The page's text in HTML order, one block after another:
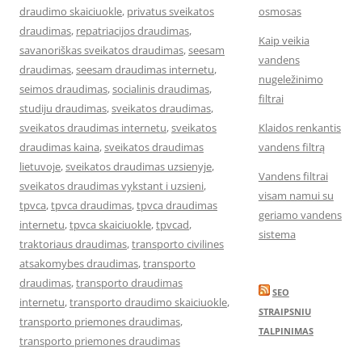
draudimo skaiciuokle, privatus sveikatos
draudimas, repatriacijos draudimas,
savanoriškas sveikatos draudimas,seesam
draudimas,seesam draudimas internetu,
seimos draudimas,socialinis draudimas,
studiju draudimas,sveikatos draudimas,
sveikatos draudimas internetu,sveikatos
draudimas kaina,sveikatos draudimas
lietuvoje,sveikatos draudimas uzsienyje,
sveikatos draudimas vykstant i uzsieni,
tpvca,tpvca draudimas,tpvca draudimas
internetu,tpvca skaiciuokle,tpvcad,
traktoriaus draudimas,transporto civilines
atsakomybes draudimas,transporto
draudimas,transporto draudimas
internetu,transporto draudimo skaiciuokle,
transporto priemones draudimas,
transporto priemones draudimas
osmosas
Kaip veikia
vandens
nugeležinimo
filtrai
Klaidos renkantis
vandens filtrą
Vandens filtrai
visam namui su
geriamo vandens
sistema
SEO
STRAIPSNIU
TALPINIMAS